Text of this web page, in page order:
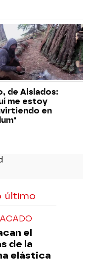
de Aislados:
me estoy
en
último
el
de la
elástica